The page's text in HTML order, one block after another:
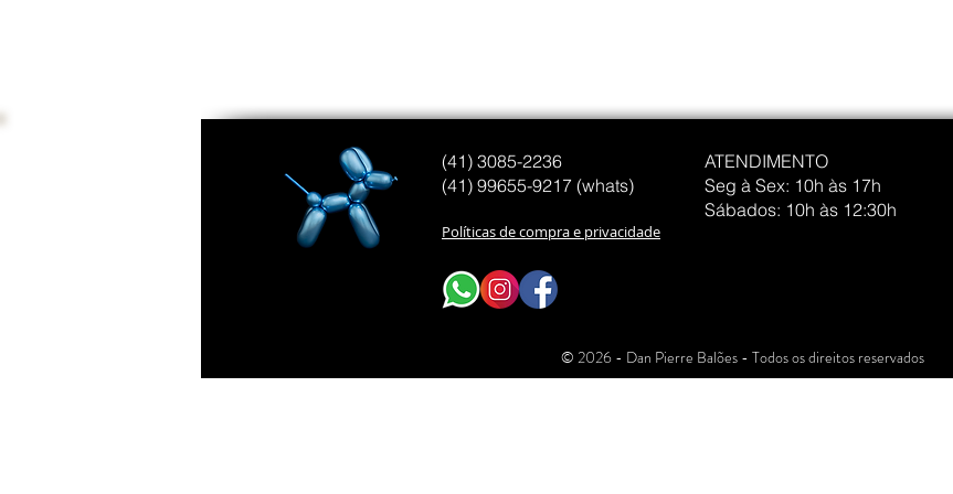
(41) 3085-2236
(41) 99655-9217 (whats)
Políticas de compra e privacidade
ATENDIMENTO
Seg à Sex: 10h às 17h
Sábados: 10h às 12:30h
© 2026 - Dan Pierre Balões - Todos os direitos reservados